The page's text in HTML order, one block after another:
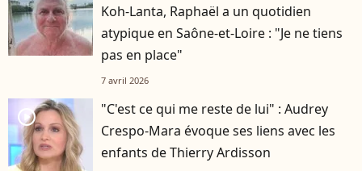
Koh-Lanta, Raphaël a un quotidien
atypique en Saône-et-Loire : "Je ne tiens
pas en place"
7 avril 2026
player2
"C'est ce qui me reste de lui" : Audrey
Crespo-Mara évoque ses liens avec les
enfants de Thierry Ardisson